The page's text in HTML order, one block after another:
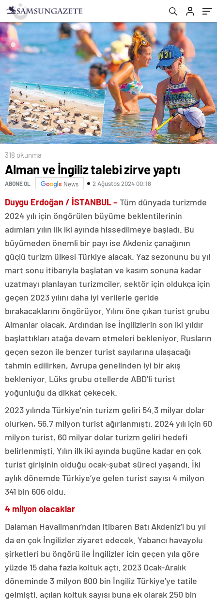
318 okunma
Alman ve İngiliz talebi zirve yaptı
ABONE OL News 2 Ağustos 2024 00:18
Duygu Erdoğan / İSTANBUL – Tüm dünyada turizmde
2024 yılı için öngörülen büyüme beklentilerinin
adımları yılın ilk iki ayında hissedilmeye başladı. Bu
büyümeden önemli bir payı ise Akdeniz çanağının
güçlü turizm ülkesi Türkiye alacak. Yaz sezonunu bu yıl
mart sonu itibarıyla başlatan ve kasım sonuna kadar
uzatmayı planlayan turizmciler, sektör için oldukça için
geçen 2023 yılını daha iyi verilerle geride
bırakacaklarını öngörüyor. Yılını öne çıkan turist grubu
Almanlar olacak. Ardından ise İngilizlerin son iki yıldır
başlattıkları atağa devam etmeleri bekleniyor. Rusların
geçen sezon ile benzer turist sayılarına ulaşacağı
tahmin edilirken, Avrupa genelinden iyi bir akış
bekleniyor. Lüks grubu otellerde ABD’li turist
yoğunluğu da dikkat çekecek.
2023 yılında Türkiye’nin turizm geliri 54.3 milyar dolar
olurken, 56.7 milyon turist ağırlanmıştı. 2024 yılı için 60
milyon turist, 60 milyar dolar turizm geliri hedefi
belirlenmişti. Yılın ilk iki ayında bugüne kadar en çok
turist girişinin olduğu ocak-şubat süreci yaşandı. İki
aylık dönemde Türkiye’ye gelen turist sayısı 4 milyon
341 bin 606 oldu.
4 milyon olacaklar
Dalaman Havalimanı’ndan itibaren Batı Akdeniz’i bu yıl
da en çok İngilizler ziyaret edecek. Yabancı havayolu
şirketleri bu öngörü ile İngilizler için geçen yıla göre
yüzde 15 daha fazla koltuk açtı. 2023 Ocak-Aralık
döneminde 3 milyon 800 bin İngiliz Türkiye’ye tatile
gelmişti. açılan koltuk sayısı buna ek olarak 250 bin